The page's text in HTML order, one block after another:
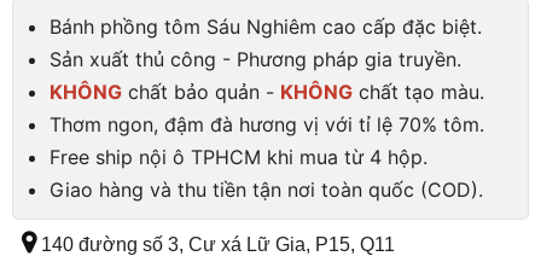
Bánh phồng tôm Sáu Nghiêm cao cấp đặc biệt.
Sản xuất thủ công - Phương pháp gia truyền.
KHÔNG chất bảo quản - KHÔNG chất tạo màu.
Thơm ngon, đậm đà hương vị với tỉ lệ 70% tôm.
Free ship nội ô TPHCM khi mua từ 4 hộp.
Giao hàng và thu tiền tận nơi toàn quốc (COD).
140 đường số 3, Cư xá Lữ Gia, P15, Q11